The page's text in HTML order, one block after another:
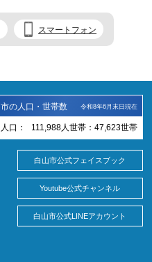
スマートフォン
市の人口・世帯数 令和8年6月末日現在
人口： 111,988 人 世帯： 47,623世帯
白山市公式フェイスブック
Youtube公式チャンネル
白山市公式LINEアカウント